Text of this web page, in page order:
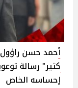
أحمد حسن
كتير" رسالة
إحساسه الخاص